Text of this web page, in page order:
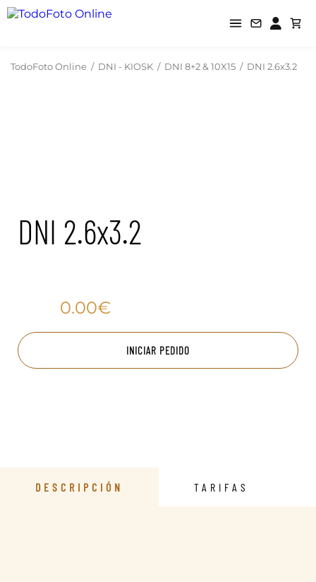
TodoFoto Online / DNI - KIOSK / DNI 8+2 & 10X15 / DNI 2.6x3.2
DNI 2.6x3.2
0.00€
INICIAR PEDIDO
DESCRIPCIÓN TARIFAS